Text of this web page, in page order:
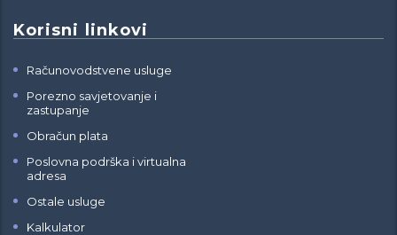
Korisni linkovi
Računovodstvene usluge
Porezno savjetovanje i
zastupanje
Obračun plata
Poslovna podrška i virtualna
adresa
Ostale usluge
Kalkulator